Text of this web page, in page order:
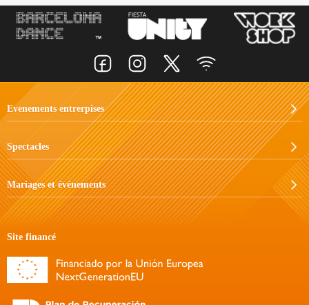
Site financé
Evenements entrerpises
Spectacles
Mariages et événements